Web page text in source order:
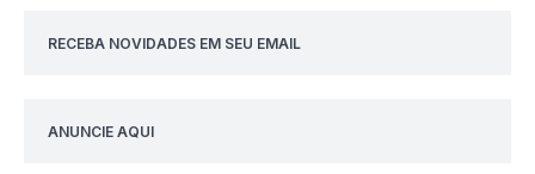
RECEBA NOVIDADES EM SEU EMAIL
ANUNCIE AQUI